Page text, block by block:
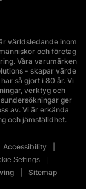
världsledande inom
och företag
Våra varumärken
- skapar värde
så gjort i 80 år. Vi
verktyg och
ger
av. Vi är erkända
och jämställdhet.
Accessibility
Settings
Sitemap